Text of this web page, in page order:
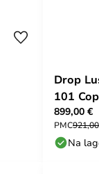
Drop
101
899,00 €
PMC
Na